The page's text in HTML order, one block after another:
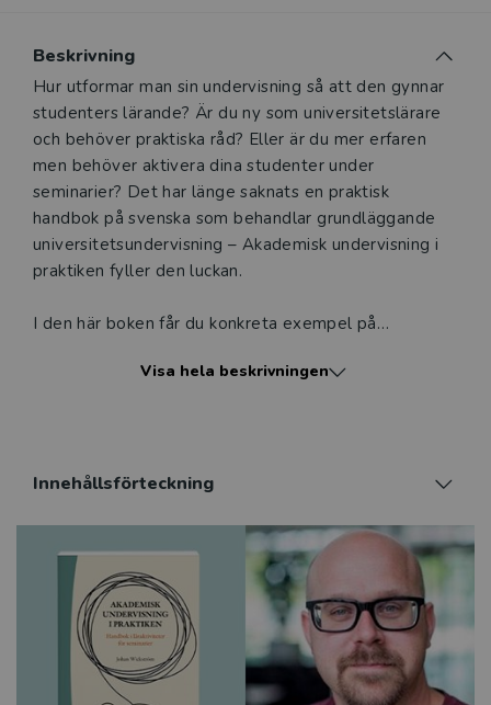
Beskrivning
Beskrivning
Hur utformar man sin undervisning så att den gynnar
studenters lärande? Är du ny som universitetslärare
och behöver praktiska råd? Eller är du mer erfaren
men behöver aktivera dina studenter under
seminarier? Det har länge saknats en praktisk
handbok på svenska som behandlar grundläggande
universitetsundervisning – Akademisk undervisning i
praktiken fyller den luckan.
I den här boken får du konkreta exempel på
lärandet hos dina studenter.
all undervisning där målet är att studenterna genom
lösning ska lära sig någonting om människan,
samhället eller naturen. Boken presenterar elva
typer av övningar, förklarar varje läraktivitet
ingående, och ger råd kring hur du planerar och
genomför din undervisning.
Akademisk undervisning i praktiken vänder sig till
Visa hela beskrivningen
Innehållsförteckning